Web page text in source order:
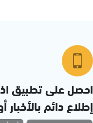
احصل على تطبيق
إطلاع دائم بالأخبار